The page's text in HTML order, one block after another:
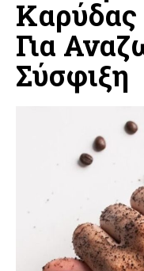
Καρύδας
Για
Σύσφιξη